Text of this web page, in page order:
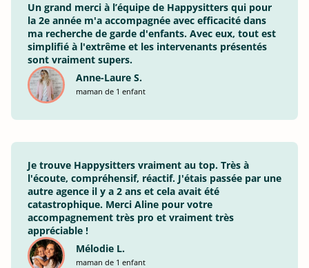
Un grand merci à l’équipe de Happysitters qui pour
la 2e année m'a accompagnée avec efficacité dans
ma recherche de garde d'enfants. Avec eux, tout est
simplifié à l'extrême et les intervenants présentés
sont vraiment supers.
Anne-Laure S.
maman de 1 enfant
Je trouve Happysitters vraiment au top. Très à
l'écoute, compréhensif, réactif. J'étais passée par une
autre agence il y a 2 ans et cela avait été
catastrophique. Merci Aline pour votre
accompagnement très pro et vraiment très
appréciable !
Mélodie L.
maman de 1 enfant